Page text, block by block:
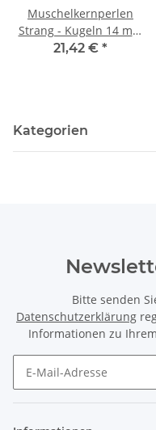
Muschelkernperlen
Strang - Kugeln 14 mm
schwarz, Länge 40,5 cm
21,42 € *
Kategorien
Bitte senden
Datenschutzerklärung
Informationen zu